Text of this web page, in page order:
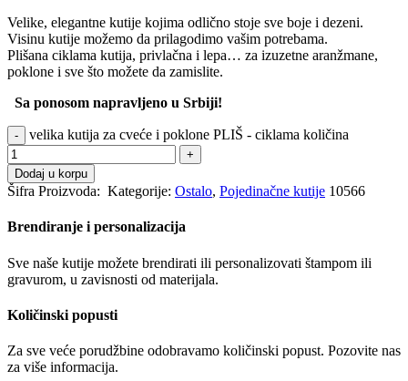
Velike, elegantne kutije kojima odlično stoje sve boje i dezeni.
Visinu kutije možemo da prilagodimo vašim potrebama.
Plišana ciklama kutija, privlačna i lepa… za izuzetne aranžmane,
poklone i sve što možete da zamislite.
Sa ponosom napravljeno u Srbiji!
velika kutija za cveće i poklone PLIŠ - ciklama količina
Dodaj u korpu
Kategorije: Ostalo, Pojedinačne kutije
Šifra Proizvoda: 10566
Brendiranje i personalizacija
Sve naše kutije možete brendirati ili personalizovati štampom ili
gravurom, u zavisnosti od materijala.
Količinski popusti
Za sve veće porudžbine odobravamo količinski popust. Pozovite nas
za više informacija.